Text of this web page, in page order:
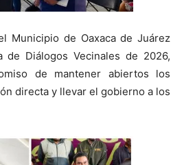
Municipio de Oaxaca de Juárez
Diálogos Vecinales de 2026,
de mantener abiertos los
directa y llevar el gobierno a los